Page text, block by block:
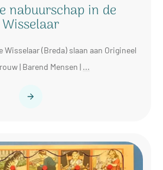
nabuurschap in de
Wisselaar
(Breda) slaan aan Origineel
| Barend Mensen | ...